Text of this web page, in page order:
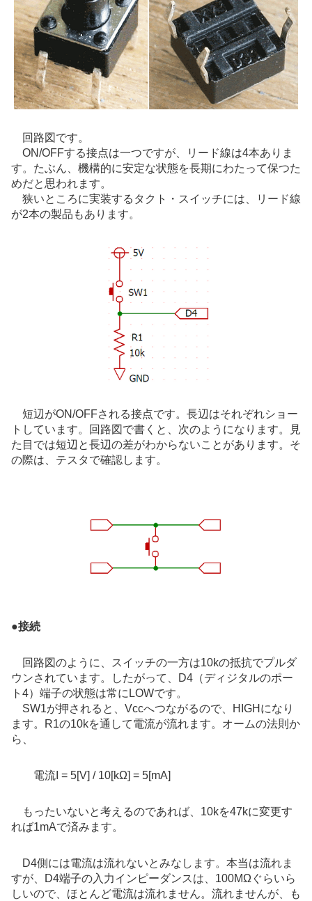
回路図です。
ON/OFFする接点は一つですが、リード線は4本ありま
す。たぶん、機構的に安定な状態を長期にわたって保つた
めだと思われます。
狭いところに実装するタクト・スイッチには、リード線
が2本の製品もあります。
短辺がON/OFFされる接点です。長辺はそれぞれショー
トしています。回路図で書くと、次のようになります。見
た目では短辺と長辺の差がわからないことがあります。そ
の際は、テスタで確認します。
●接続
回路図のように、スイッチの一方は10kの抵抗でプルダ
ウンされています。したがって、D4（ディジタルのポー
ト4）端子の状態は常にLOWです。
SW1が押されると、Vccへつながるので、HIGHになり
ます。R1の10kを通して電流が流れます。オームの法則か
ら、
電流I = 5[V] / 10[kΩ] = 5[mA]
もったいないと考えるのであれば、10kを47kに変更す
れば1mAで済みます。
D4側には電流は流れないとみなします。本当は流れま
すが、D4端子の入力インピーダンスは、100MΩぐらいら
しいので、ほとんど電流は流れません。流れませんが、も